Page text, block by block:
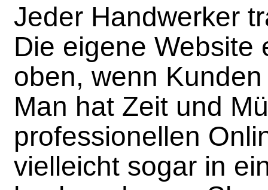
Jeder Handwerker
Die eigene Website
oben, wenn
Man hat Zeit und
professionellen
vielleicht sogar in